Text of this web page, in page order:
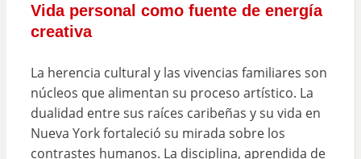
Vida personal como fuente de energía
creativa
La herencia cultural y las vivencias familiares son
núcleos que alimentan su proceso artístico. La
dualidad entre sus raíces caribeñas y su vida en
Nueva York fortaleció su mirada sobre los
contrastes humanos. La disciplina, aprendida de